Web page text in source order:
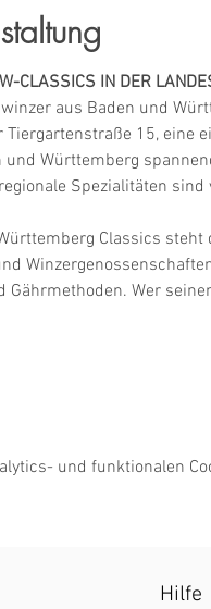
CLASSICS IN DER
aus Baden und
15, eine
und Württemberg
Spezialitäten
Classics steht
Gährmethoden. Wer
und funktionalen
Hilfe